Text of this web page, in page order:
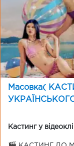
Масовка(
Кастинг у